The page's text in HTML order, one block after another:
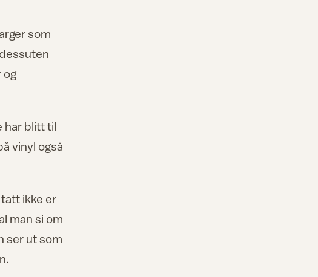
som
og
har blitt til
vinyl også
ikke er
man si om
ser ut som